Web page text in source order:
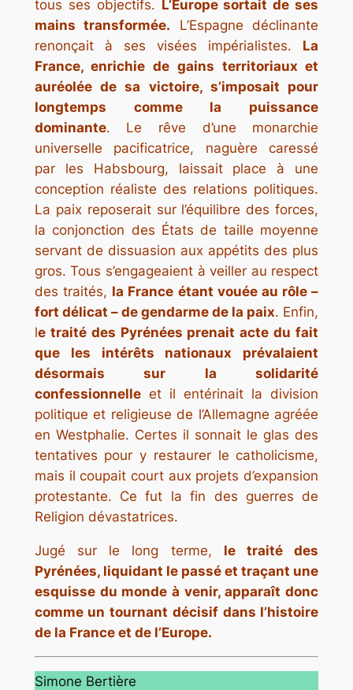
tous ses objectifs. L’Europe sortait de ses
mains transformée. L’Espagne déclinante
renonçait à ses visées impérialistes. La
France, enrichie de gains territoriaux et
auréolée de sa victoire, s’imposait pour
longtemps comme la puissance
dominante. Le rêve d’une monarchie
universelle pacificatrice, naguère caressé
par les Habsbourg, laissait place à une
conception réaliste des relations politiques.
La paix reposerait sur l’équilibre des forces,
la conjonction des États de taille moyenne
servant de dissuasion aux appétits des plus
gros. Tous s’engageaient à veiller au respect
des traités, la France étant vouée au rôle –
fort délicat – de gendarme de la paix. Enfin,
le traité des Pyrénées prenait acte du fait
que les intérêts nationaux prévalaient
désormais sur la solidarité
confessionnelleet il entérinait la division
politique et religieuse de l’Allemagne agréée
en Westphalie. Certes il sonnait le glas des
tentatives pour y restaurer le catholicisme,
mais il coupait court aux projets d’expansion
protestante. Ce fut la fin des guerres de
Religion dévastatrices.
Jugé sur le long terme, le traité des
Pyrénées, liquidant le passé et traçant une
esquisse du monde à venir, apparaît donc
comme un tournant décisif dans l’histoire
de la France et de l’Europe.
Simone Bertière